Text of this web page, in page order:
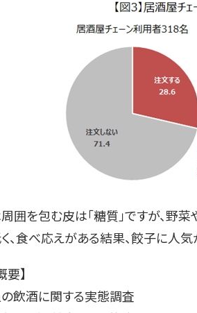
囲を包む皮は「糖質」ですが、野
、食べ応えがある結果、餃子に人
要】
飲酒に関する実態調査